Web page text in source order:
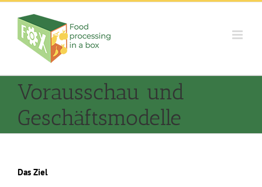
Skip
content
Vorausschau und
Geschäftsmodelle
Das Ziel